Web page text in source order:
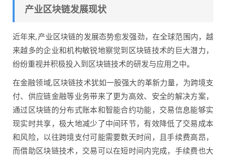
产业区块链发展现状
近年来,产业区块链的发展态势愈发强劲，在全球范围内，越
来越多的企业和机构敏锐地察觉到区块链技术的巨大潜力，
纷纷重视并积极投入到区块链技术的研发与应用之中。
在金融领域,区块链技术犹如一股强大的革新力量，为跨境支
付、供应链金融等业务带来了更为高效、安全的解决方案，
通过区块链的分布式账本和智能合约功能，交易信息能够实
现实时共享，极大地减少了中间环节，有效降低了交易成本
和风险，以往跨境支付可能需要数天时间，且手续费高昂，
而借助区块链技术，交易可以在短时间内完成，手续费也大